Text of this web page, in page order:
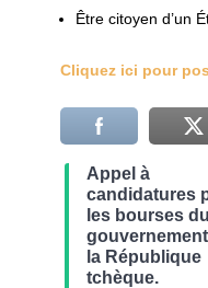
Être citoyen d’un
Cliquez ici pour
Appel à
candidatures
les bourses du
la République
tchèque.